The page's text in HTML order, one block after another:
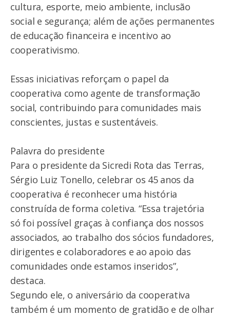
cultura, esporte, meio ambiente, inclusão
social e segurança; além de ações permanentes
de educação financeira e incentivo ao
cooperativismo.
Essas iniciativas reforçam o papel da
cooperativa como agente de transformação
social, contribuindo para comunidades mais
conscientes, justas e sustentáveis.
Palavra do presidente
Para o presidente da Sicredi Rota das Terras,
Sérgio Luiz Tonello, celebrar os 45 anos da
cooperativa é reconhecer uma história
construída de forma coletiva. “Essa trajetória
só foi possível graças à confiança dos nossos
associados, ao trabalho dos sócios fundadores,
dirigentes e colaboradores e ao apoio das
comunidades onde estamos inseridos”,
destaca.
Segundo ele, o aniversário da cooperativa
também é um momento de gratidão e de olhar